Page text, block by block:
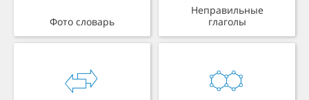
Фото словарь
Неправильные
глаголы